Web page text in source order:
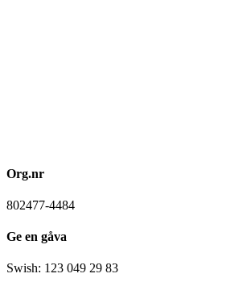
Org.nr
802477-4484
Ge en gåva
Swish: 123 049 29 83